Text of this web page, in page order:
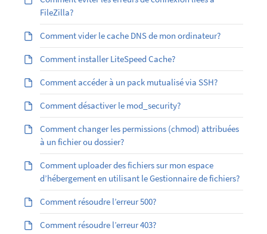
FileZilla?
Comment vider le cache DNS de mon ordinateur?
Comment installer LiteSpeed Cache?
Comment accéder à un pack mutualisé via SSH?
Comment désactiver le mod_security?
Comment changer les permissions (chmod) attribuées
à un fichier ou dossier?
Comment uploader des fichiers sur mon espace
d’hébergement en utilisant le Gestionnaire de fichiers?
Comment résoudre l’erreur 500?
Comment résoudre l’erreur 403?